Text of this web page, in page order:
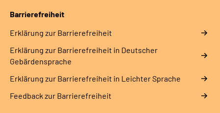
Barrierefreiheit
Erklärung zur Barrierefreiheit
Erklärung zur Barrierefreiheit in Deutscher
Gebärdensprache
Erklärung zur Barrierefreiheit in Leichter Sprache
Feedback zur Barrierefreiheit